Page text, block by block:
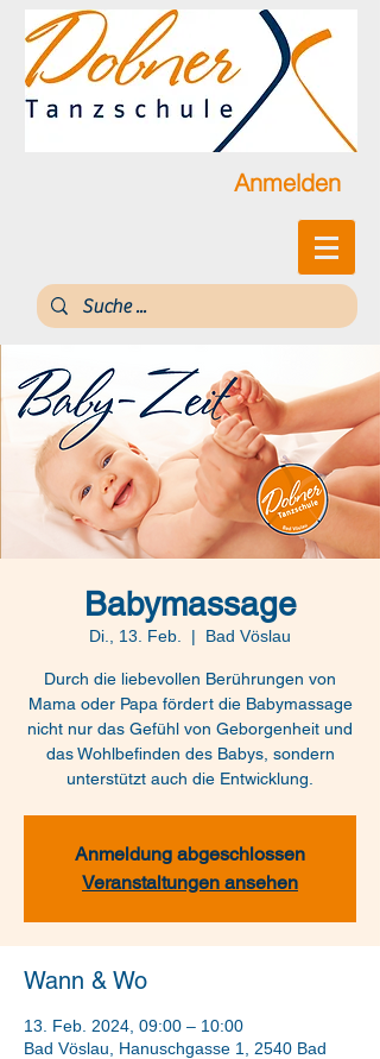
Anmelden
Babymassage
Di., 13. Feb.
  |
Bad Vöslau
Durch die liebevollen Berührungen von
Mama oder Papa fördert die Babymassage
nicht nur das Gefühl von Geborgenheit und
das Wohlbefinden des Babys, sondern
unterstützt auch die Entwicklung.
Anmeldung abgeschlossen
Veranstaltungen ansehen
Wann & Wo
13. Feb. 2024, 09:00 – 10:00
Bad Vöslau, Hanuschgasse 1, 2540 Bad